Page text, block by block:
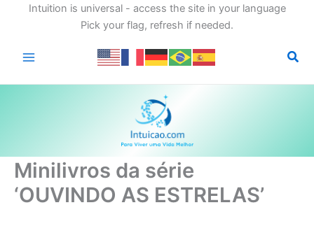
Intuition is universal - access the site in your language
Pick your flag, refresh if needed.
Minilivros da série
‘OUVINDO AS ESTRELAS’